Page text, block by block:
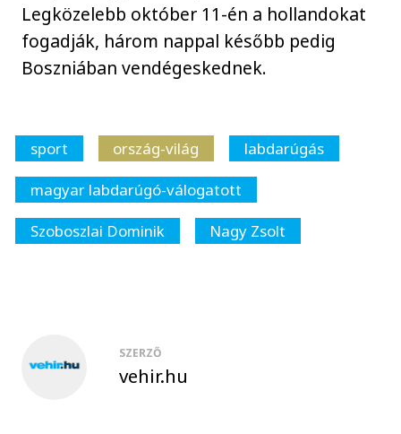
Legközelebb október 11-én a hollandokat
fogadják, három nappal később pedig
Boszniában vendégeskednek.
sport ország-világ
labdarúgás
magyar labdarúgó-válogatott
Szoboszlai Dominik
Nagy Zsolt
SZERZŐ
vehir.hu